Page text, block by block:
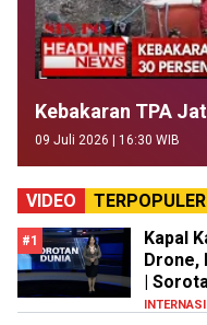
Kebakaran TPA
09 Juli 2026 | 16:30 WIB
VIDEO TERPOPULER
#1
Kapal
Drone,
|